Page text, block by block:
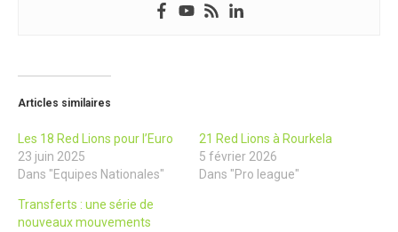
Articles similaires
Les 18 Red Lions pour l’Euro
23 juin 2025
Dans "Equipes Nationales"
21 Red Lions à Rourkela
5 février 2026
Dans "Pro league"
Transferts : une série de
nouveaux mouvements